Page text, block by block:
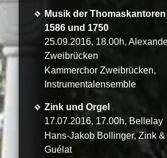
Musik der
1586 und 1750
25.09.2016, 18.00h,
Zweibrücken
Kammerchor Zweibrücken,
Instrumentalensemble
Zink und Orgel
17.07.2016, 17.00h, Bellelay
Hans-Jakob Bollinger, Zink
Guélat